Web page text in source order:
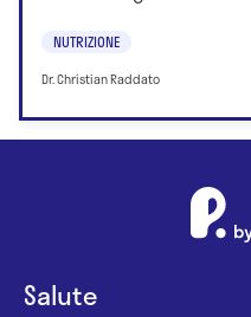
NUTRIZIONE
Dr. Christian Raddato
Salute